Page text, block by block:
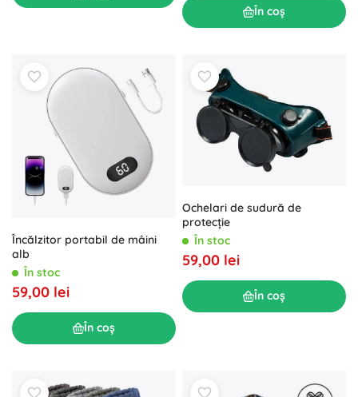
În coș
Încălzitor portabil de mâini
alb
În stoc
59,00 lei
În coș
Ochelari de sudură de
protecție
În stoc
59,00 lei
În coș